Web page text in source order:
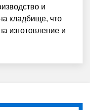
и
кладбище, что
изготовление и